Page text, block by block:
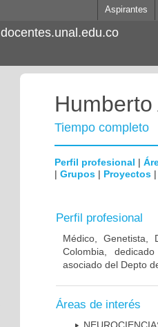
Aspirantes
docentes.unal.edu.co
Tiempo completo
Perfil profesional |
| Grupos | Proyectos
Perfil profesional
Médico, Genetista,
Colombia,
asociado del Depto
Áreas de interés